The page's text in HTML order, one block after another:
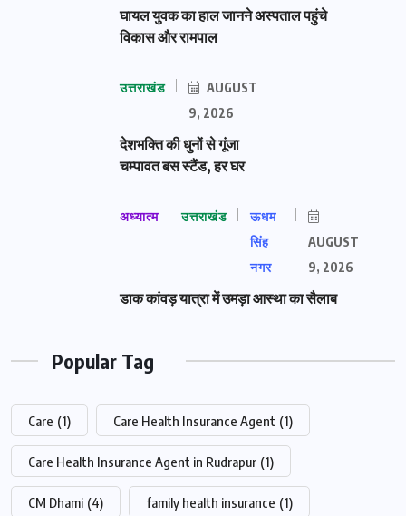
घायल युवक का हाल जानने अस्पताल पहुंचे
विकास और रामपाल
उत्तराखंड
AUGUST
9, 2026
देशभक्ति की धुनों से गूंजा
चम्पावत बस स्टैंड, हर घर
अध्यात्म उत्तराखंड
ऊधम
सिंह
नगर
AUGUST
9, 2026
डाक कांवड़ यात्रा में उमड़ा आस्था का सैलाब
Popular Tag
Care (1) Care Health Insurance Agent (1)
Care Health Insurance Agent in Rudrapur (1)
CM Dhami (4) family health insurance (1)